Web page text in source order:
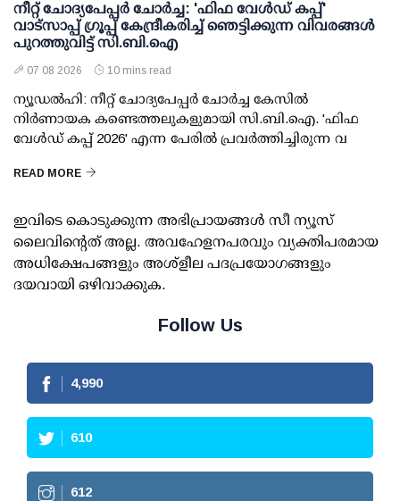
നീറ്റ് ചോദ്യപേപ്പര്‍ ചോര്‍ച്ച: 'ഫിഫ വേള്‍ഡ് കപ്പ്'
വാട്സാപ്പ് ഗ്രൂപ്പ് കേന്ദ്രീകരിച്ച് ഞെട്ടിക്കുന്ന വിവരങ്ങള്‍
പുറത്തുവിട്ട് സി.ബി.ഐ
07 08 2026 10 mins read
ന്യൂഡല്‍ഹി: നീറ്റ് ചോദ്യപേപ്പര്‍ ചോര്‍ച്ച കേസില്‍
നിര്‍ണായക കണ്ടെത്തലുകളുമായി സി.ബി.ഐ. 'ഫിഫ
വേള്‍ഡ് കപ്പ് 2026' എന്ന പേരില്‍ പ്രവര്‍ത്തിച്ചിരുന്ന വ
READ MORE
ഇവിടെ കൊടുക്കുന്ന അഭിപ്രായങ്ങള്‍ സീ ന്യൂസ്
ലൈവിന്റെത് അല്ല. അവഹേളനപരവും വ്യക്തിപരമായ
അധിക്ഷേപങ്ങളും അശ്‌ളീല പദപ്രയോഗങ്ങളും
ദയവായി ഒഴിവാക്കുക.
Follow Us
4,990
610
612